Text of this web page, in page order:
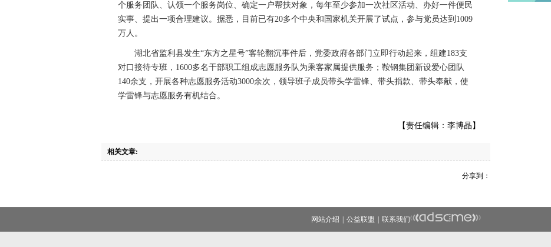
个服务团队、认领一个服务岗位、确定一户帮扶对象，每年至少参加一次社区活动、办好一件便民
实事、提出一项合理建议。据悉，目前已有20多个中央和国家机关开展了试点，参与党员达到1009
万人。
湖北省监利县发生“东方之星号”客轮翻沉事件后，党委政府各部门立即行动起来，组建183支
对口接待专班，1600多名干部职工组成志愿服务队为乘客家属提供服务；鞍钢集团新设爱心团队
140余支，开展各种志愿服务活动3000余次，领导班子成员带头学雷锋、带头捐款、带头奉献，使
学雷锋与志愿服务有机结合。
【责任编辑：李博晶】
相关文章:
分享到：
网站介绍 公益联盟 联系我们